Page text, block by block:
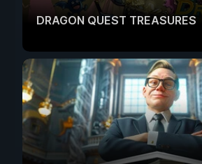
DRAGON QUEST TREASURES